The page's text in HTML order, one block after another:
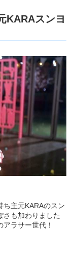
KARAスンヨ
ち主元KARAのスン
さも加わりました
ラサー世代！